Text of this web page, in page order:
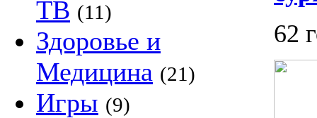
ТВ (11)
Здоровье и
Медицина (21)
Игры (9)
62